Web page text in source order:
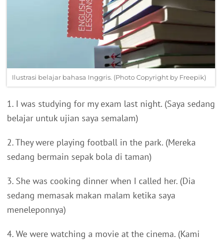
Ilustrasi belajar bahasa Inggris. (Photo Copyright by Freepik)
1. I was studying for my exam last night. (Saya sedang
belajar untuk ujian saya semalam)
2. They were playing football in the park. (Mereka
sedang bermain sepak bola di taman)
3. She was cooking dinner when I called her. (Dia
sedang memasak makan malam ketika saya
meneleponnya)
4. We were watching a movie at the cinema. (Kami